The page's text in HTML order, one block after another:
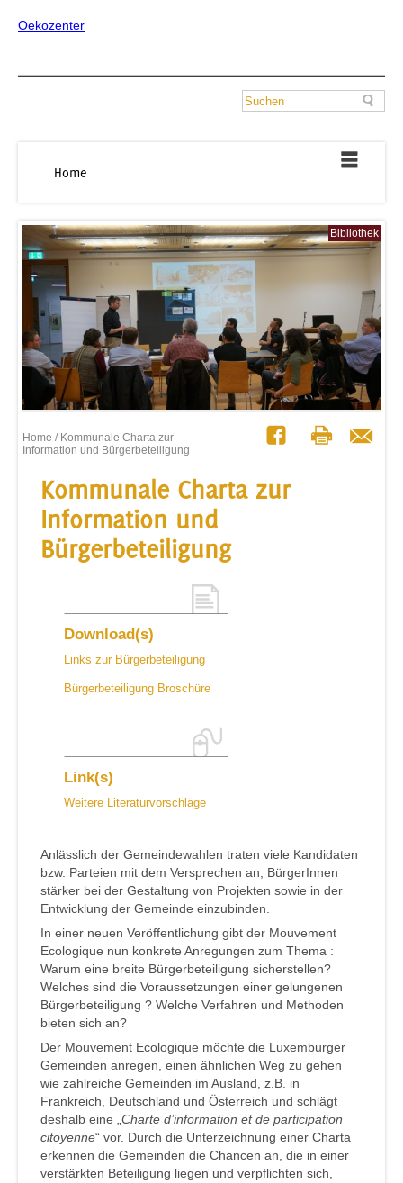
Oekozenter
Home
Bibliothek
Home / Kommunale Charta zur
Information und Bürgerbeteiligung
Kommunale Charta zur
Information und
Bürgerbeteiligung
Download(s)
Links zur Bürgerbeteiligung
Bürgerbeteiligung Broschüre
Link(s)
Weitere Literaturvorschläge
Anlässlich der Gemeindewahlen traten viele Kandidaten
bzw. Parteien mit dem Versprechen an, BürgerInnen
stärker bei der Gestaltung von Projekten sowie in der
Entwicklung der Gemeinde einzubinden.
In einer neuen Veröffentlichung gibt der Mouvement
Ecologique nun konkrete Anregungen zum Thema :
Warum eine breite Bürgerbeteiligung sicherstellen?
Welches sind die Voraussetzungen einer gelungenen
Bürgerbeteiligung ? Welche Verfahren und Methoden
bieten sich an?
Der Mouvement Ecologique möchte die Luxemburger
Gemeinden anregen, einen ähnlichen Weg zu gehen
wie zahlreiche Gemeinden im Ausland, z.B. in
Frankreich, Deutschland und Österreich und schlägt
deshalb eine „Charte d’information et de participation
citoyenne“ vor. Durch die Unterzeichnung einer Charta
erkennen die Gemeinden die Chancen an, die in einer
verstärkten Beteiligung liegen und verpflichten sich,